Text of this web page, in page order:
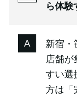
ら体験
新宿・
店舗が
すい選
方は「